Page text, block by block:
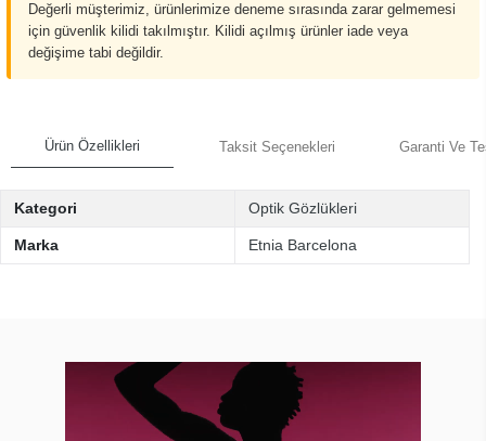
Değerli müşterimiz, ürünlerimize deneme sırasında zarar gelmemesi
için güvenlik kilidi takılmıştır. Kilidi açılmış ürünler iade veya
değişime tabi değildir.
Ürün Özellikleri Taksit Seçenekleri Garanti Ve
Kategori Optik Gözlükleri
Marka Etnia Barcelona